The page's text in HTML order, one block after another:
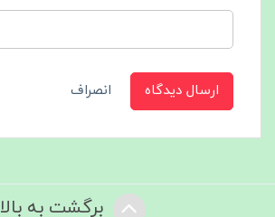
ارسال دیدگاه انصراف
برگشت به بالا